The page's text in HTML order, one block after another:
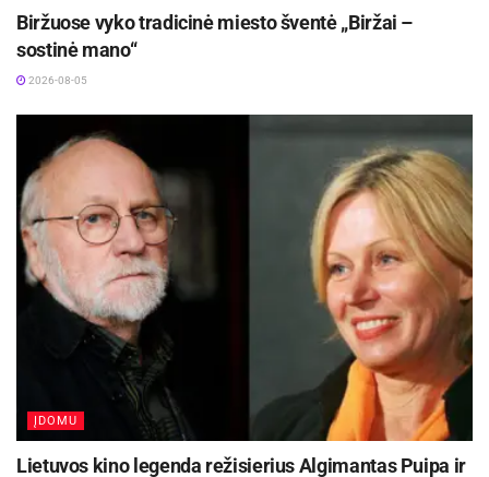
Biržuose vyko tradicinė miesto šventė „Biržai –
sostinė mano“
2026-08-05
ĮDOMU
Lietuvos kino legenda režisierius Algimantas Puipa ir